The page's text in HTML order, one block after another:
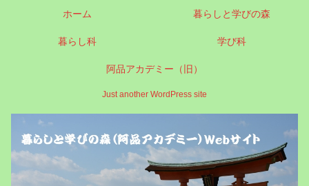
Just another WordPress site
ホーム 暮らしと学びの森
暮らし科 学び科
阿品アカデミー（旧）